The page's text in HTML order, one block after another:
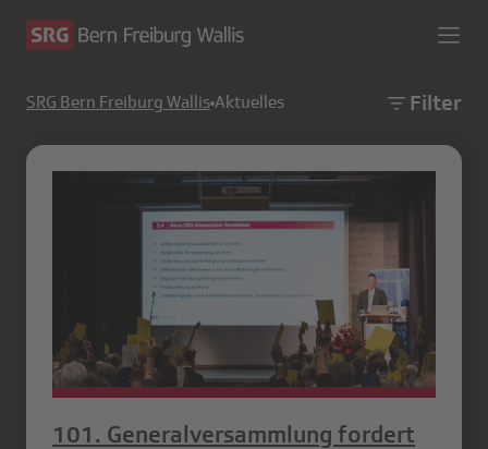
SRG Bern Freiburg Wallis Aktuelles Filter
101. Generalversammlung fordert